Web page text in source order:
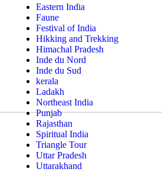
Eastern India
Faune
Festival of India
Hikking and Trekking
Himachal Pradesh
Inde du Nord
Inde du Sud
kerala
Ladakh
Northeast India
Punjab
Rajasthan
Spiritual India
Triangle Tour
Uttar Pradesh
Uttarakhand